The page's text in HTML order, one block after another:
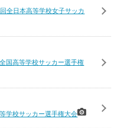
全日本高等学校女子サッカ
国高等学校サッカー選手権
学校サッカー選手権大会